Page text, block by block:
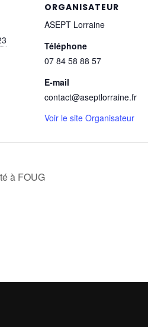
ORGANISATEUR
ASEPT Lorraine
Téléphone
07 84 58 88 57
E-mail
contact@aseptlorraine.fr
Voir le site Organisateur
à FOUG